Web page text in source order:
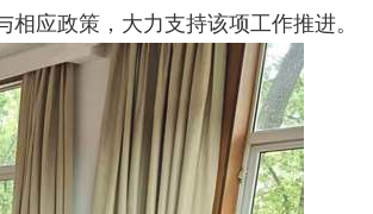
应政策，大力支持该项工作推进。